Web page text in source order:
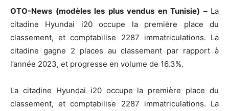
OTO-News (modèles les plus vendus en Tunisie) – La
citadine Hyundai i20 occupe la première place du
classement, et comptabilise 2287 immatriculations. La
citadine gagne 2 places au classement par rapport à
l’année 2023, et progresse en volume de 16.3%.
La citadine Hyundai i20 occupe la première place du
classement, et comptabilise 2287 immatriculations. La